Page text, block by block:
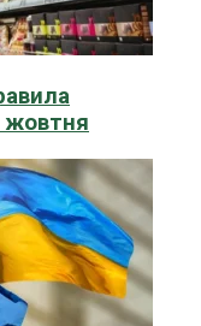
жовтня